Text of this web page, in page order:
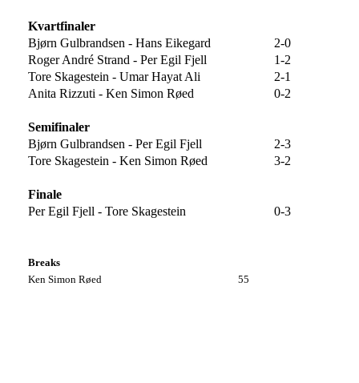
Kvartfinaler
Bjørn Gulbrandsen - Hans Eikegard
2-0
Roger André Strand - Per Egil Fjell
1-2
Tore Skagestein - Umar Hayat Ali
2-1
Anita Rizzuti - Ken Simon Røed
0-2
Semifinaler
Bjørn Gulbrandsen - Per Egil Fjell
2-3
Tore Skagestein - Ken Simon Røed
3-2
Finale
Per Egil Fjell - Tore Skagestein
0-3
Breaks
Ken Simon Røed
55